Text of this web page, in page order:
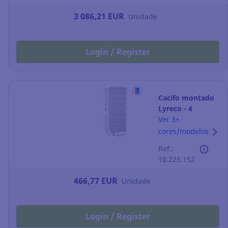
3 086,21 EUR Unidade
Login / Register
Cacifo montado
Lyreco - 4
compartimentos
- 800 x 1800 mm
Ver 3+
cores/modelos
Ref.:
10.225.152
466,77 EUR Unidade
Login / Register